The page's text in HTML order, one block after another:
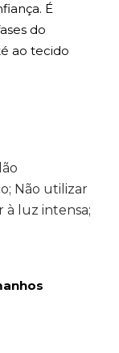
É
do
ao tecido
Não utilizar
à luz intensa;